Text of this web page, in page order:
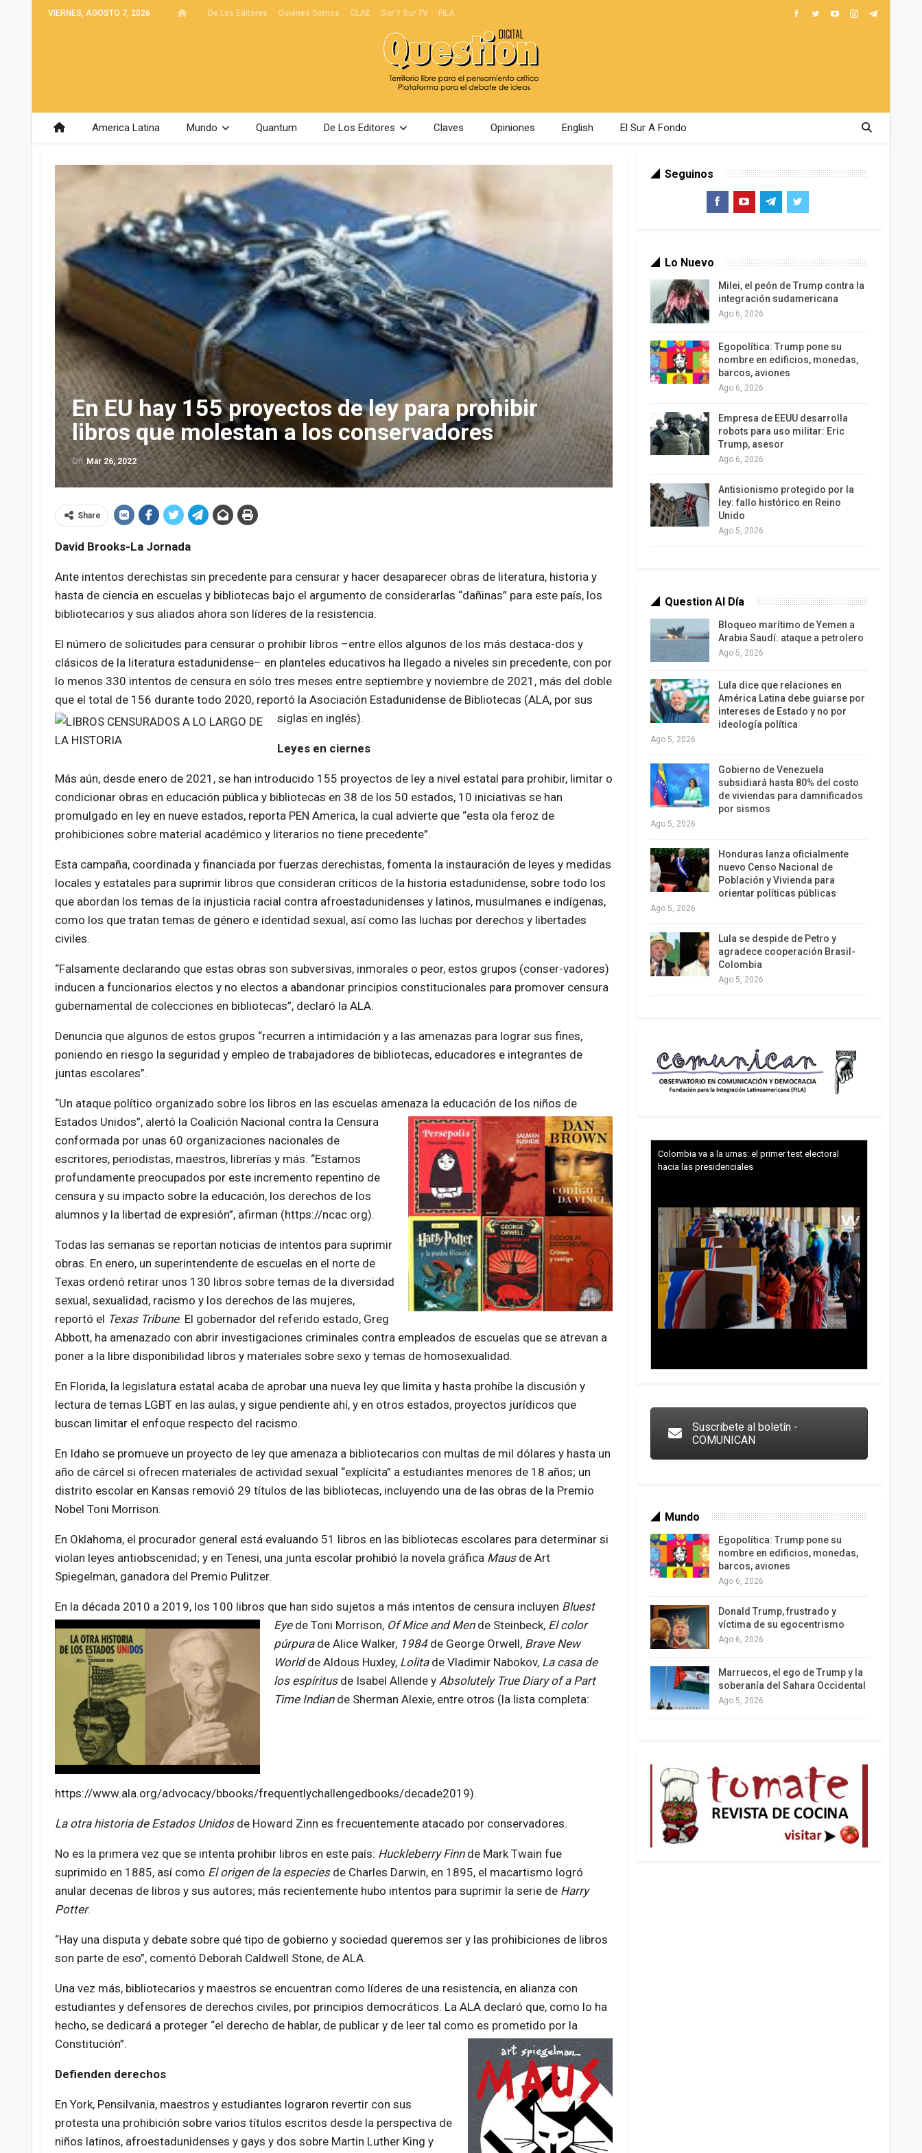
VIERNES, AGOSTO 7, 2026 De Los Editores Quiénes Somos CLAE Sur Y Sur TV FILA
America Latina Mundo Quantum De Los Editores Claves Opiniones English El Sur A Fondo
En EU hay 155 proyectos de ley para prohibir
libros que molestan a los conservadores
OnMar 26, 2022
Share
David Brooks-La Jornada
Ante intentos derechistas sin precedente para censurar y hacer desaparecer obras de literatura, historia y
hasta de ciencia en escuelas y bibliotecas bajo el argumento de considerarlas dañinas para este país, los
bibliotecarios y sus aliados ahora son líderes de la resistencia.
El número de solicitudes para censurar o prohibir libros –entre ellos algunos de los más destaca-dos y
clásicos de la literatura estadunidense– en planteles educativos ha llegado a niveles sin precedente, con por
lo menos 330 intentos de censura en sólo tres meses entre septiembre y noviembre de 2021, más del doble
que el total de 156 durante todo 2020, reportó la Asociación Estadunidense de Bibliotecas (ALA, por sus
siglas en inglés).
Leyes en ciernes
Más aún, desde enero de 2021, se han introducido 155 proyectos de ley a nivel estatal para prohibir, limitar o
condicionar obras en educación pública y bibliotecas en 38 de los 50 estados, 10 iniciativas se han
promulgado en ley en nueve estados, reporta PEN America, la cual advierte que esta ola feroz de
prohibiciones sobre material académico y literarios no tiene precedente .
Esta campaña, coordinada y financiada por fuerzas derechistas, fomenta la instauración de leyes y medidas
locales y estatales para suprimir libros que consideran críticos de la historia estadunidense, sobre todo los
que abordan los temas de la injusticia racial contra afroestadunidenses y latinos, musulmanes e indígenas,
como los que tratan temas de género e identidad sexual, así como las luchas por derechos y libertades
civiles.
Falsamente declarando que estas obras son subversivas, inmorales o peor, estos grupos (conser-vadores)
inducen a funcionarios electos y no electos a abandonar principios constitucionales para promover censura
gubernamental de colecciones en bibliotecas , declaró la ALA.
Denuncia que algunos de estos grupos recurren a intimidación y a las amenazas para lograr sus fines,
poniendo en riesgo la seguridad y empleo de trabajadores de bibliotecas, educadores e integrantes de
juntas escolares .
Un ataque político organizado sobre los libros en las escuelas amenaza la educación de los niños de
Estados Unidos , alertó la Coalición Nacional contra la Censura
conformada por unas 60 organizaciones nacionales de
escritores, periodistas, maestros, librerías y más. Estamos
profundamente preocupados por este incremento repentino de
censura y su impacto sobre la educación, los derechos de los
alumnos y la libertad de expresión , afirman (https://ncac.org).
Todas las semanas se reportan noticias de intentos para suprimir
obras. En enero, un superintendente de escuelas en el norte de
Texas ordenó retirar unos 130 libros sobre temas de la diversidad
sexual, sexualidad, racismo y los derechos de las mujeres,
reportó el Texas Tribune. El gobernador del referido estado, Greg
Abbott, ha amenazado con abrir investigaciones criminales contra empleados de escuelas que se atrevan a
poner a la libre disponibilidad libros y materiales sobre sexo y temas de homosexualidad.
En Florida, la legislatura estatal acaba de aprobar una nueva ley que limita y hasta prohíbe la discusión y
lectura de temas LGBT en las aulas, y sigue pendiente ahí, y en otros estados, proyectos jurídicos que
buscan limitar el enfoque respecto del racismo.
En Idaho se promueve un proyecto de ley que amenaza a bibliotecarios con multas de mil dólares y hasta un
año de cárcel si ofrecen materiales de actividad sexual explícita a estudiantes menores de 18 años; un
distrito escolar en Kansas removió 29 títulos de las bibliotecas, incluyendo una de las obras de la Premio
Nobel Toni Morrison.
En Oklahoma, el procurador general está evaluando 51 libros en las bibliotecas escolares para determinar si
violan leyes antiobscenidad; y en Tenesi, una junta escolar prohibió la novela gráfica Maus de Art
Spiegelman, ganadora del Premio Pulitzer.
En la década 2010 a 2019, los 100 libros que han sido sujetos a más intentos de censura incluyen Bluest
Eyede Toni Morrison, Of Mice and Mende Steinbeck, El color
púrpurade Alice Walker, 1984de George Orwell, Brave New
Worldde Aldous Huxley, Lolita de Vladimir Nabokov, La casa de
los espíritus de Isabel Allende y Absolutely True Diary of a Part
Time Indiande Sherman Alexie, entre otros (la lista completa:
https://www.ala.org/advocacy/bbooks/frequentlychallengedbooks/decade2019).
La otra historia de Estados Unidosde Howard Zinn es frecuentemente atacado por conservadores.
No es la primera vez que se intenta prohibir libros en este país: Huckleberry Finn de Mark Twain fue
suprimido en 1885, así como El origen de la especiesde Charles Darwin, en 1895, el macartismo logró
anular decenas de libros y sus autores; más recientemente hubo intentos para suprimir la serie de Harry
Potter.
Hay una disputa y debate sobre qué tipo de gobierno y sociedad queremos ser y las prohibiciones de libros
son parte de eso , comentó Deborah Caldwell Stone, de ALA.
Una vez más, bibliotecarios y maestros se encuentran como líderes de una resistencia, en alianza con
estudiantes y defensores de derechos civiles, por principios democráticos. La ALA declaró que, como lo ha
hecho, se dedicará a proteger el derecho de hablar, de publicar y de leer tal como es prometido por la
Constitución .
Defienden derechos
En York, Pensilvania, maestros y estudiantes lograron revertir con sus
protesta una prohibición sobre varios títulos escritos desde la perspectiva de
niños latinos, afroestadunidenses y gays y dos sobre Martin Luther King y
Seguinos
Lo Nuevo
Milei, el peón de Trump contra la
integración sudamericana
Ago 6, 2026
Egopolítica: Trump pone su
nombre en edificios, monedas,
barcos, aviones
Ago 6, 2026
Empresa de EEUU desarrolla
robots para uso militar: Eric
Trump, asesor
Ago 6, 2026
Antisionismo protegido por la
ley: fallo histórico en Reino
Unido
Ago 5, 2026
Question Al Día
Bloqueo marítimo de Yemen a
Arabia Saudí: ataque a petrolero
Ago 5, 2026
Lula dice que relaciones en
América Latina debe guiarse por
intereses de Estado y no por
ideología política
Ago 5, 2026
Gobierno de Venezuela
subsidiará hasta 80% del costo
de viviendas para damnificados
por sismos
Ago 5, 2026
Honduras lanza oficialmente
nuevo Censo Nacional de
Población y Vivienda para
orientar políticas públicas
Ago 5, 2026
Lula se despide de Petro y
agradece cooperación Brasil-
Colombia
Ago 5, 2026
Colombia va a la urnas: el primer test electoral
hacia las presidenciales
Suscribete al boletín -
COMUNICAN
Mundo
Egopolítica: Trump pone su
nombre en edificios, monedas,
barcos, aviones
Ago 6, 2026
Donald Trump, frustrado y
víctima de su egocentrismo
Ago 6, 2026
Marruecos, el ego de Trump y la
soberanía del Sahara Occidental
Ago 5, 2026